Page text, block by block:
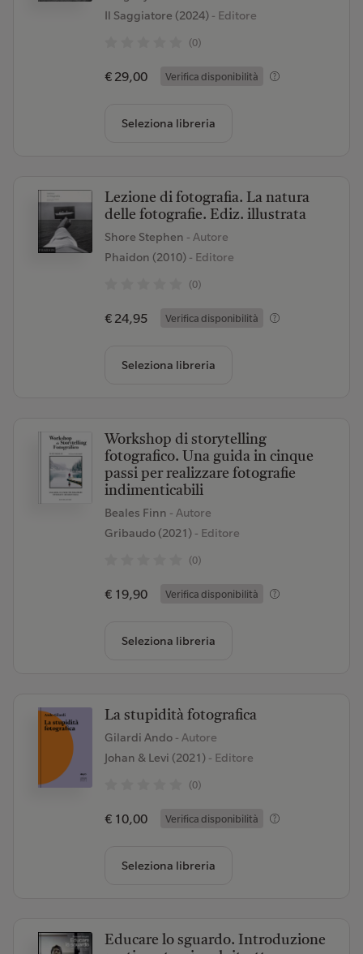
Il Saggiatore (2024)- Editore
(0)
€ 29,00 Verifica disponibilità
Seleziona libreria
Lezione di fotografia. La natura
delle fotografie. Ediz. illustrata
Shore Stephen - Autore
Phaidon (2010)- Editore
(0)
€ 24,95 Verifica disponibilità
Seleziona libreria
Workshop di storytelling
fotografico. Una guida in cinque
passi per realizzare fotografie
indimenticabili
Beales Finn - Autore
Gribaudo (2021)- Editore
(0)
€ 19,90 Verifica disponibilità
Seleziona libreria
La stupidità fotografica
Gilardi Ando - Autore
Johan & Levi (2021)- Editore
(0)
€ 10,00 Verifica disponibilità
Seleziona libreria
Educare lo sguardo. Introduzione